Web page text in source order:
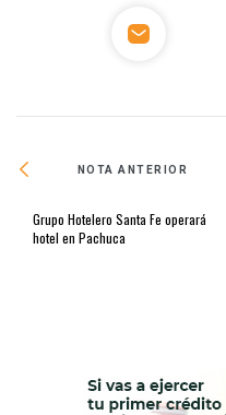
NOTA ANTERIOR
Grupo Hotelero Santa Fe operará
hotel en Pachuca